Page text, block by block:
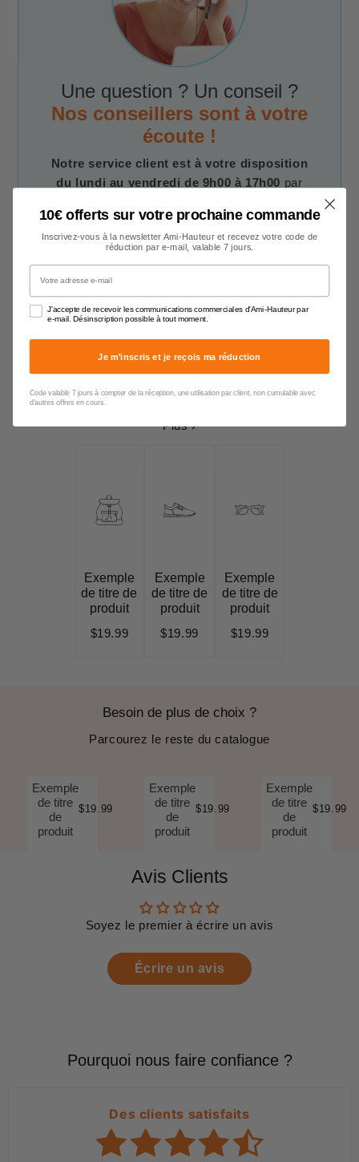
Une question ? Un conseil ?
Nos conseillers sont à votre
écoute !
Notre service client est à votre disposition
du lundi au vendredi de 9h00 à 17h00 par
Contacter un conseiller
Plus ›
Exemple
de titre de
produit
$19.99
Exemple
de titre de
produit
$19.99
Exemple
de titre de
produit
$19.99
Besoin de plus de choix ?
Parcourez le reste du catalogue
Exemple
de titre
de
produit
$19.99
Exemple
de titre
de
produit
$19.99
Exemple
de titre
de
produit
$19.99
Avis Clients
Soyez le premier à écrire un avis
Écrire un avis
Pourquoi nous faire confiance ?
Des clients satisfaits
10€ offerts sur votre prochaine commande
Inscrivez-vous à la newsletter Ami-Hauteur et recevez votre code de
réduction par e-mail, valable 7 jours.
Votre adresse e-mail
J'accepte de recevoir les communications commerciales d'Ami-Hauteur par
e-mail. Désinscription possible à tout moment.
Je m'inscris et je reçois ma réduction
Code valable 7 jours à compter de la réception, une utilisation par client, non cumulable avec
d'autres offres en cours.